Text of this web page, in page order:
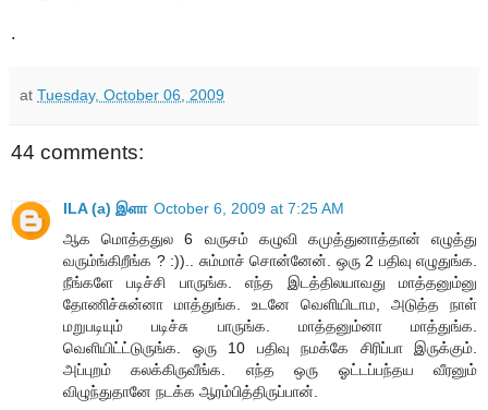
.
at Tuesday, October 06, 2009
44 comments:
ILA (a) இளா October 6, 2009 at 7:25 AM
ஆக மொத்ததுல 6 வருசம் கழுவி கமுத்துனாத்தான் எழுத்து
வரும்ங்கிறீங்க ? :)).. சும்மாச் சொன்னேன். ஒரு 2 பதிவு எழுதுங்க.
நீங்களே படிச்சி பாருங்க. எந்த இடத்திலயாவது மாத்தனும்னு
தோணிச்சுன்னா மாத்துங்க. உடனே வெளியிடாம, அடுத்த நாள்
மறுபடியும் படிச்சு பாருங்க. மாத்தனும்னா மாத்துங்க.
வெளியிட்ட்டுருங்க. ஒரு 10 பதிவு நமக்கே சிரிப்பா இருக்கும்.
அப்புறம் கலக்கிருவீங்க. எந்த ஒரு ஓட்டப்பந்தய வீரனும்
விழுந்துதானே நடக்க ஆரம்பித்திருப்பான்.